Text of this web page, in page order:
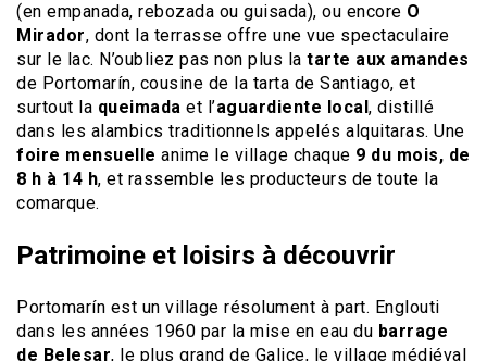
(en empanada, rebozada ou guisada), ou encore O
Mirador, dont la terrasse offre une vue spectaculaire
sur le lac. N’oubliez pas non plus la tarte aux amandes
de Portomarín, cousine de la tarta de Santiago, et
surtout la queimada et l’aguardiente local , distillé
dans les alambics traditionnels appelés alquitaras. Une
foire mensuelle anime le village chaque 9 du mois, de
8 h à 14 h, et rassemble les producteurs de toute la
comarque.
Patrimoine et loisirs à découvrir
Portomarín est un village résolument à part. Englouti
dans les années 1960 par la mise en eau du barrage
de Belesar, le plus grand de Galice, le village médiéval